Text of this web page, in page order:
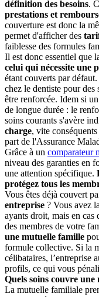
définition des besoins.
prestations et
couverture est donc la
permet d'afficher des
faiblesse des formules
Il est donc essentiel que
celui qui nécessite une
étant couverts par
chez le dentiste pour
être renforcée. Idem si
de longue durée : le
soins courants s'avère
charge, vite
part de l'Assurance
Grâce à un comparateur
niveau des garanties en
une attention spécifique.
protégez tous les
Vous êtes déjà couvert
entreprise ? Vous avez
ayants droit, mais en cas
des membres de votre
une mutuelle famille
formule collective. Si la
célibataires, l’entreprise
profils, ce qui vous
Quels soins couvre
La mutuelle familiale